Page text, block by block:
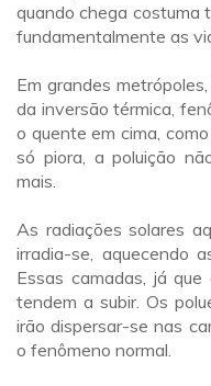
quando chega costuma
fundamentalmente as
Em grandes
da inversão térmica,
o quente em cima,
só piora, a poluição
mais.
As radiações solares
irradia-se, aquecendo
Essas camadas, já
tendem a subir. Os
irão dispersar-se nas
o fenômeno normal.